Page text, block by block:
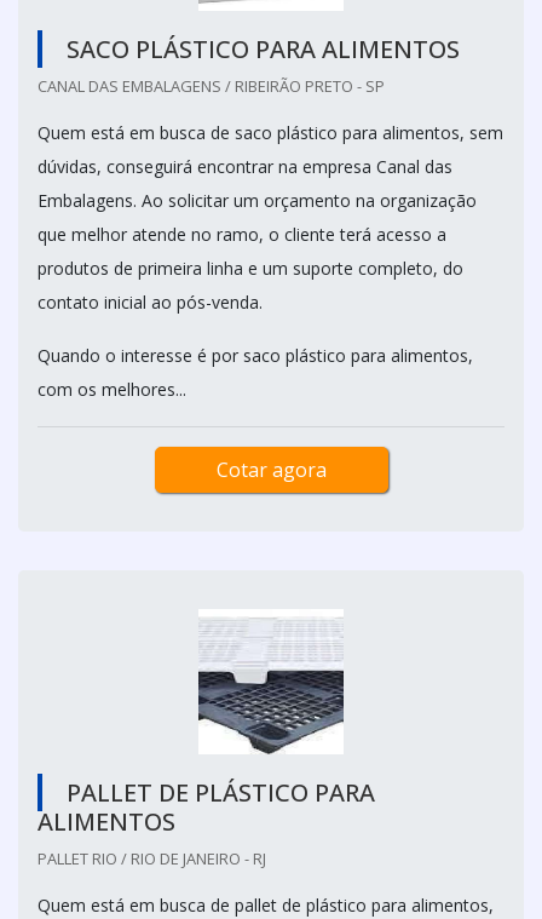
SACO PLÁSTICO PARA ALIMENTOS
CANAL DAS EMBALAGENS / RIBEIRÃO PRETO - SP
Quem está em busca de saco plástico para alimentos, sem
dúvidas, conseguirá encontrar na empresa Canal das
Embalagens. Ao solicitar um orçamento na organização
que melhor atende no ramo, o cliente terá acesso a
produtos de primeira linha e um suporte completo, do
contato inicial ao pós-venda.
Quando o interesse é por saco plástico para alimentos,
com os melhores...
Cotar agora
PALLET DE PLÁSTICO PARA
ALIMENTOS
PALLET RIO / RIO DE JANEIRO - RJ
Quem está em busca de pallet de plástico para alimentos,